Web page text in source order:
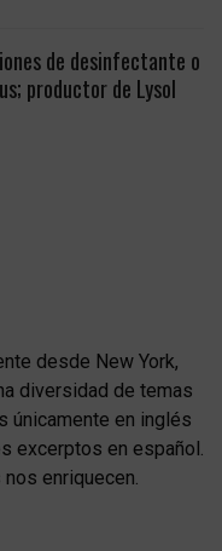
de desinfectante o
productor de Lysol
desde New York,
diversidad de temas
únicamente en inglés
excerptos en español.
enriquecen.